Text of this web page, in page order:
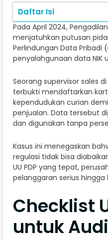
Daftar Isi
Pada April 2024,
menjatuhkan putusan
Perlindungan Data Pribadi
penyalahgunaan data NIK
Seorang supervisor sales
terbukti mendaftarkan
kependudukan curian
penjualan. Data tersebut
dan digunakan tanpa
Kasus ini menegaskan
regulasi tidak bisa
UU PDP yang tepat,
pelanggaran serius hingga
Checklist
untuk